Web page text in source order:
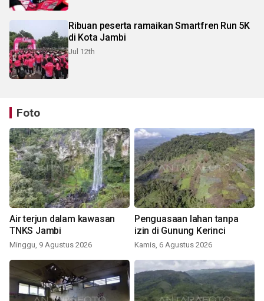
Ribuan peserta ramaikan Smartfren Run 5K
di Kota Jambi
Jul 12th
Foto
Air terjun dalam kawasan
TNKS Jambi
Minggu, 9 Agustus 2026
Penguasaan lahan tanpa
izin di Gunung Kerinci
Kamis, 6 Agustus 2026